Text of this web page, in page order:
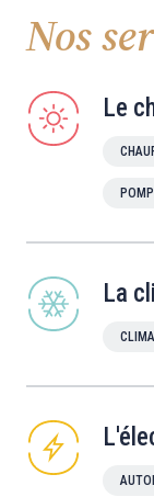
Nos
Le
La